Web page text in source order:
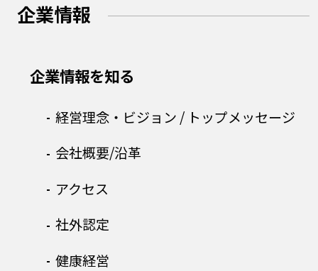
企業情報
企業情報を知る
経営理念・ビジョン / トップメッセージ
会社概要/沿革
アクセス
社外認定
健康経営